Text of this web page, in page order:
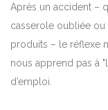
Après un accident –
casserole oubliée ou
produits – le réflexe
nous apprend pas à
d’emploi.